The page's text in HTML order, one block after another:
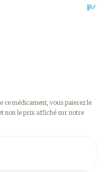
ce médicament, vous paierez le
non le prix affiché sur notre